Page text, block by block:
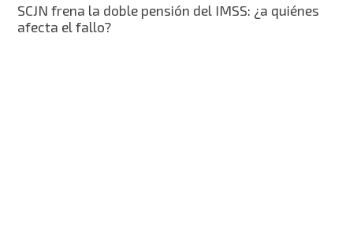
SCJN frena la doble pensión del IMSS: ¿a quiénes
afecta el fallo?